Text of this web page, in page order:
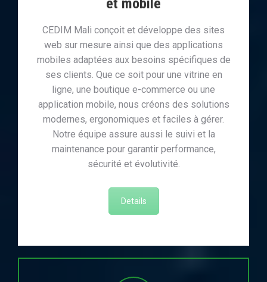
et mobile
CEDIM Mali conçoit et développe des sites
web sur mesure ainsi que des applications
mobiles adaptées aux besoins spécifiques de
ses clients. Que ce soit pour une vitrine en
ligne, une boutique e-commerce ou une
application mobile, nous créons des solutions
modernes, ergonomiques et faciles à gérer.
Notre équipe assure aussi le suivi et la
maintenance pour garantir performance,
sécurité et évolutivité.
Details